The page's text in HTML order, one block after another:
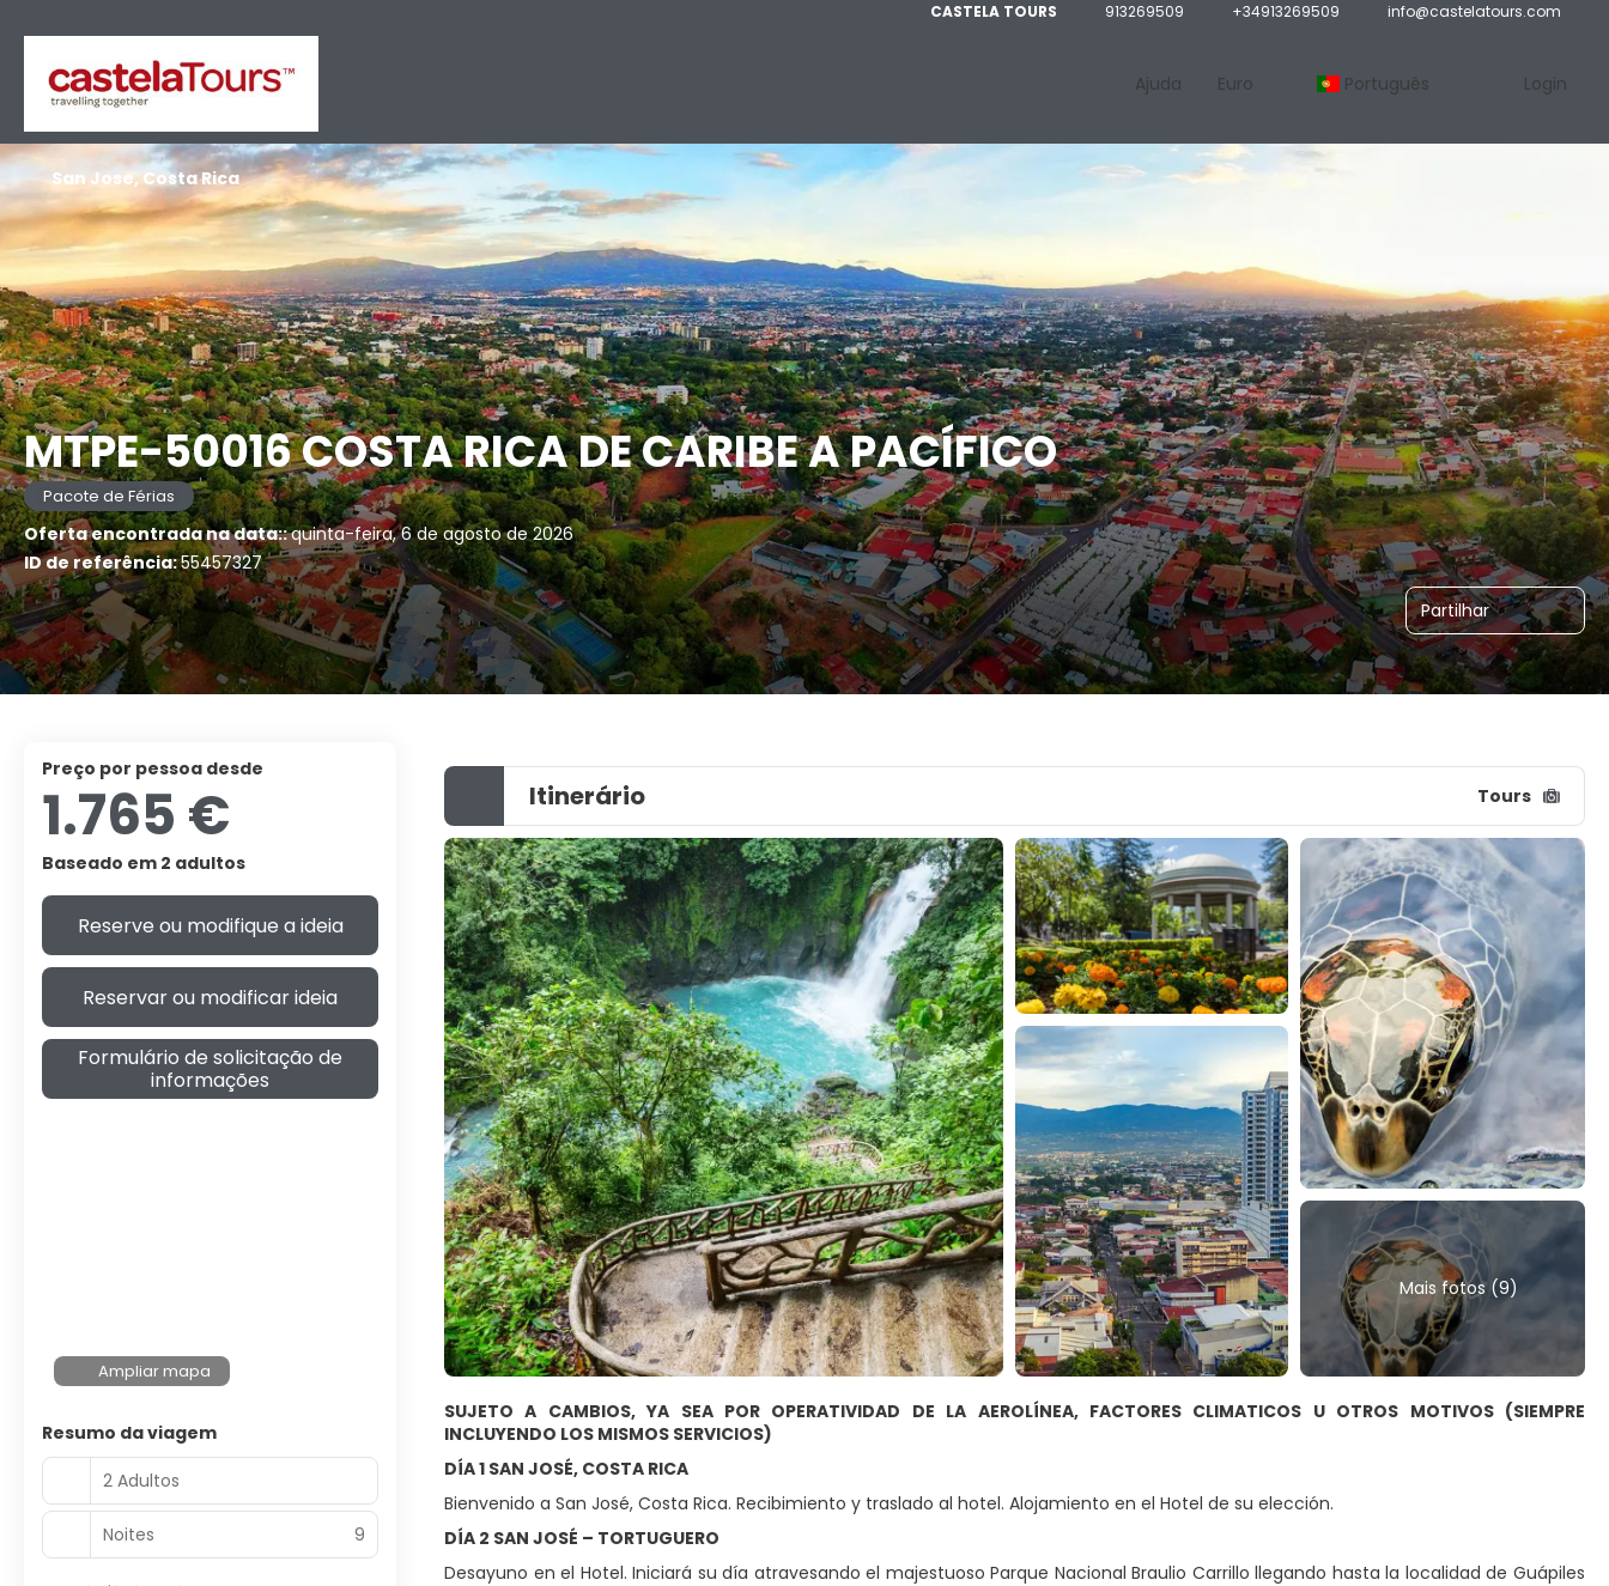
CASTELA TOURS 913269509 +34913269509 info@castelatours.com
Ajuda Euro Português Login
MTPE-50016 COSTA RICA DE CARIBE A PACÍFICO
Pacote de Férias
Oferta encontrada na data::quinta-feira, 6 de agosto de 2026
ID de referência:55457327
Partilhar
San Jose, Costa Rica
Itinerário Tours
Mais fotos (9)
SUJETO A CAMBIOS, YA SEA POR OPERATIVIDAD DE LA AEROLÍNEA, FACTORES CLIMATICOS U OTROS MOTIVOS (SIEMPRE
INCLUYENDO LOS MISMOS SERVICIOS)
DÍA 1 SAN JOSÉ, COSTA RICA
Bienvenido a San José, Costa Rica. Recibimiento y traslado al hotel. Alojamiento en el Hotel de su elección.
DÍA 2 SAN JOSÉ – TORTUGUERO
Desayuno en el Hotel. Iniciará su día atravesando el majestuoso Parque Nacional Braulio Carrillo llegando hasta la localidad de Guápiles
preço por pessoa desde
1.765 €
Baseado em 2 adultos
Reserve ou modifique a ideia
Reservar ou modificar ideia
Formulário de solicitação de
informações
Ampliar mapa
Resumo da viagem
2 Adultos
Noites 9